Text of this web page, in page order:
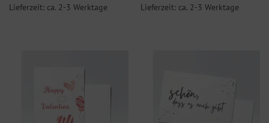
Lieferzeit: ca. 2-3 Werktage
Lieferzeit: ca. 2-3 Werktage